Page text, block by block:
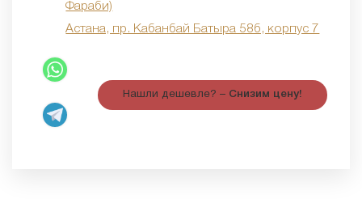
Фараби)
Астана, пр. Кабанбай Батыра 58б, корпус 7
Нашли дешевле? – Снизим цену!